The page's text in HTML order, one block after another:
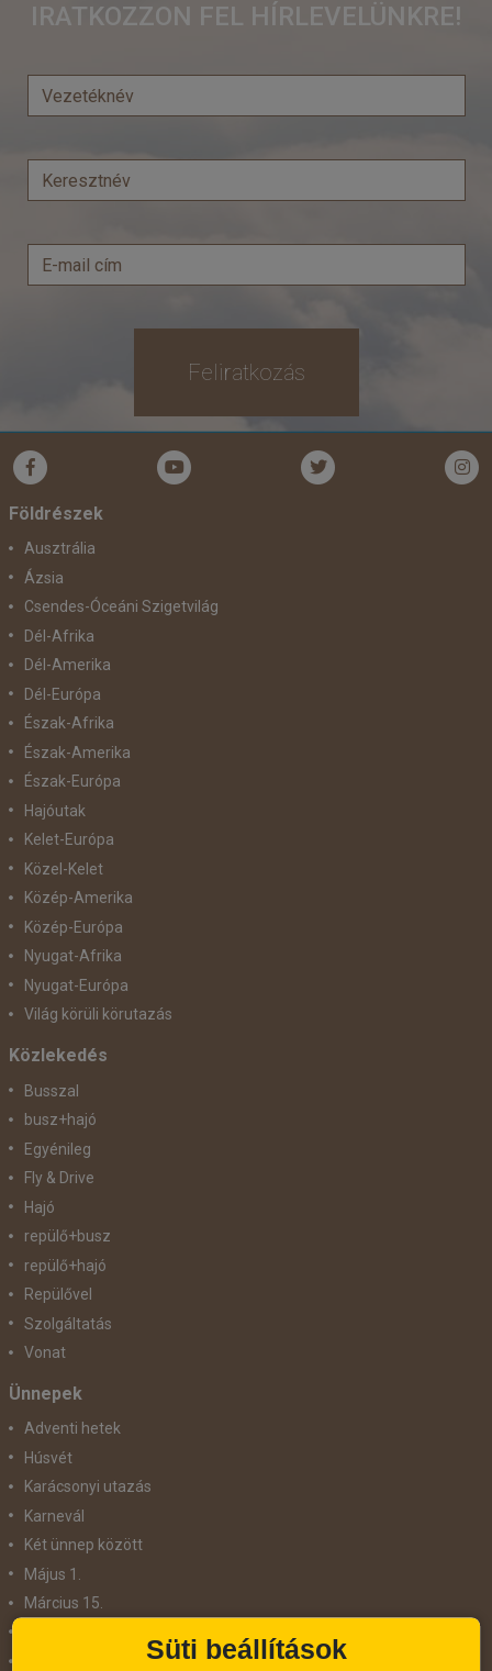
IRATKOZZON FEL HÍRLEVELÜNKRE!
Feliratkozás
Földrészek
Ausztrália
Ázsia
Csendes-Óceáni Szigetvilág
Dél-Afrika
Dél-Amerika
Dél-Európa
Észak-Afrika
Észak-Amerika
Észak-Európa
Hajóutak
Kelet-Európa
Közel-Kelet
Közép-Amerika
Közép-Európa
Nyugat-Afrika
Nyugat-Európa
Világ körüli körutazás
Közlekedés
Busszal
busz+hajó
Egyénileg
Fly & Drive
Hajó
repülő+busz
repülő+hajó
Repülővel
Szolgáltatás
Vonat
Ünnepek
Adventi hetek
Húsvét
Karácsonyi utazás
Karnevál
Két ünnep között
Május 1.
Március 15.
Süti beállítások